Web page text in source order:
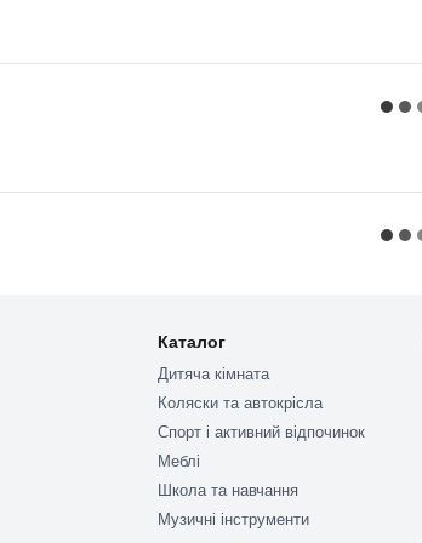
Каталог
Дитяча кімната
Коляски та автокрісла
Спорт і активний відпочинок
Меблі
Школа та навчання
Музичні інструменти